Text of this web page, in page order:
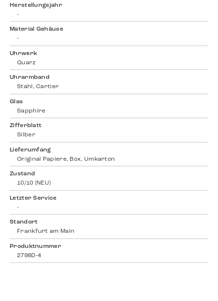
Herstellungsjahr
-
Material Gehäuse
-
Uhrwerk
Quarz
Uhrarmband
Stahl, Cartier
Glas
Sapphire
Zifferblatt
Silber
Lieferumfang
Original Papiere, Box, Umkarton
Zustand
10/10 (NEU)
Letzter Service
-
Standort
Frankfurt am Main
Produktnummer
2798D-4